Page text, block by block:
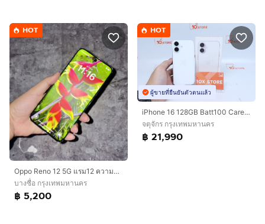
HOT
Oppo Reno 12 5G แรม12 ความจำ256
บางซื่อ กรุงเทพมหานคร
฿ 5,200
HOT
ผู้ขายที่ยืนยันตัวตนแล้ว
iPhone 16 128GB Batt100 Care 01.27
จตุจักร กรุงเทพมหานคร
฿ 21,990